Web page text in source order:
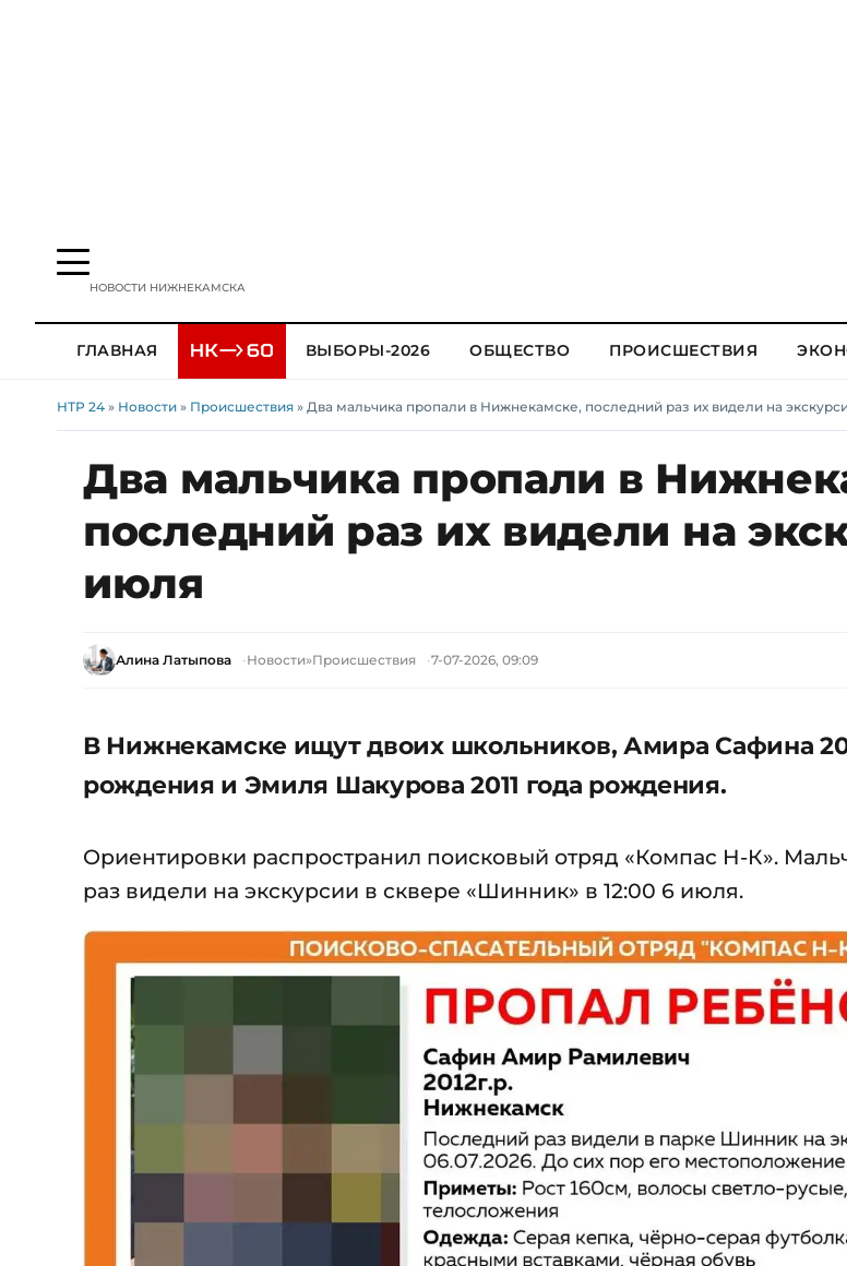
НОВОСТИ НИЖНЕКАМСКА
ГЛАВНАЯ ВЫБОРЫ-2026 ОБЩЕСТВО ПРОИСШЕСТВИЯ
НТР 24 » Новости » Происшествия » Два мальчика пропали в Нижнекамске, последний раз их видели на
Два мальчика пропали в
последний раз их видели на
июля
Алина Латыпова Новости»Происшествия 7-07-2026, 09:09
В Нижнекамске ищут двоих школьников, Амира Сафина
рождения и Эмиля Шакурова 2011 года рождения.
Ориентировки распространил поисковый отряд «Компас Н-К».
раз видели на экскурсии в сквере «Шинник» в 12:00 6 июля.